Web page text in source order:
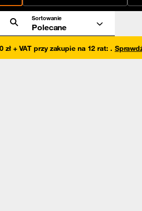
Sortowanie
Polecane
+ VAT przy zakupie na 12 rat: .